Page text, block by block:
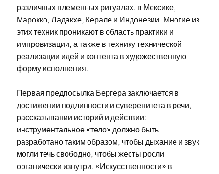
различных племенных ритуалах. в Мексике,
Марокко, Ладакхе, Керале и Индонезии. Многие из
этих техник проникают в область практики и
импровизации, а также в технику технической
реализации идей и контента в художественную
форму исполнения.
Первая предпосылка Бергера заключается в
достижении подлинности и суверенитета в речи,
рассказывании историй и действии:
инструментальное «тело» должно быть
разработано таким образом, чтобы дыхание и звук
могли течь свободно, чтобы жесты росли
органически изнутри. «Искусственности» в